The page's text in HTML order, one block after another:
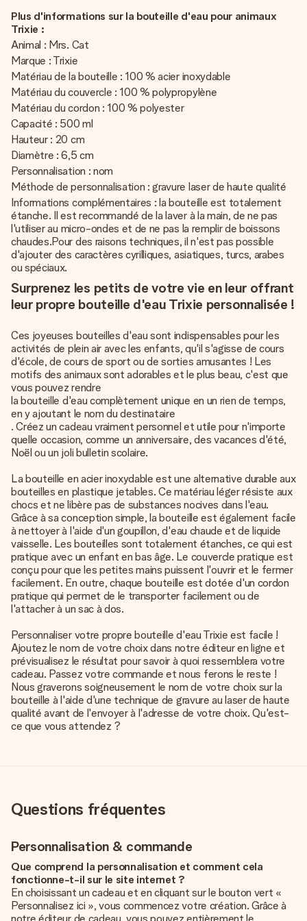
Plus d'informations sur la bouteille d'eau pour animaux
Trixie :
Animal : Mrs. Cat
Marque : Trixie
Matériau de la bouteille : 100 % acier inoxydable
Matériau du couvercle : 100 % polypropylène
Matériau du cordon : 100 % polyester
Capacité : 500 ml
Hauteur : 20 cm
Diamètre : 6,5 cm
Personnalisation : nom
Méthode de personnalisation : gravure laser de haute qualité
Informations complémentaires : la bouteille est totalement
étanche. Il est recommandé de la laver à la main, de ne pas
l'utiliser au micro-ondes et de ne pas la remplir de boissons
chaudes.Pour des raisons techniques, il n'est pas possible
d'ajouter des caractères cyrilliques, asiatiques, turcs, arabes
ou spéciaux.
Surprenez les petits de votre vie en leur offrant
leur propre bouteille d'eau Trixie personnalisée !
Ces joyeuses bouteilles d'eau sont indispensables pour les
activités de plein air avec les enfants, qu'il s'agisse de cours
d'école, de cours de sport ou de sorties amusantes ! Les
motifs des animaux sont adorables et le plus beau, c'est que
vous pouvez rendre
la bouteille d'eau complètement unique en un rien de temps,
en y ajoutant le nom du destinataire
. Créez un cadeau vraiment personnel et utile pour n'importe
quelle occasion, comme un anniversaire, des vacances d'été,
Noël ou un joli bulletin scolaire.
La bouteille en acier inoxydable est une alternative durable aux
bouteilles en plastique jetables. Ce matériau léger résiste aux
chocs et ne libère pas de substances nocives dans l'eau.
Grâce à sa conception simple, la bouteille est également facile
à nettoyer à l'aide d'un goupillon, d'eau chaude et de liquide
vaisselle. Les bouteilles sont totalement étanches, ce qui est
pratique avec un enfant en bas âge. Le couvercle pratique est
conçu pour que les petites mains puissent l'ouvrir et le fermer
facilement. En outre, chaque bouteille est dotée d'un cordon
pratique qui permet de le transporter facilement ou de
l'attacher à un sac à dos.
Personnaliser votre propre bouteille d'eau Trixie est facile !
Ajoutez le nom de votre choix dans notre éditeur en ligne et
prévisualisez le résultat pour savoir à quoi ressemblera votre
cadeau. Passez votre commande et nous ferons le reste !
Nous graverons soigneusement le nom de votre choix sur la
bouteille à l'aide d'une technique de gravure au laser de haute
qualité avant de l'envoyer à l'adresse de votre choix. Qu'est-
ce que vous attendez ?
Questions fréquentes
Personnalisation & commande
Que comprend la personnalisation et comment cela
fonctionne-t-il sur le site internet ?
En choisissant un cadeau et en cliquant sur le bouton vert «
Personnalisez ici », vous commencez votre création. Grâce à